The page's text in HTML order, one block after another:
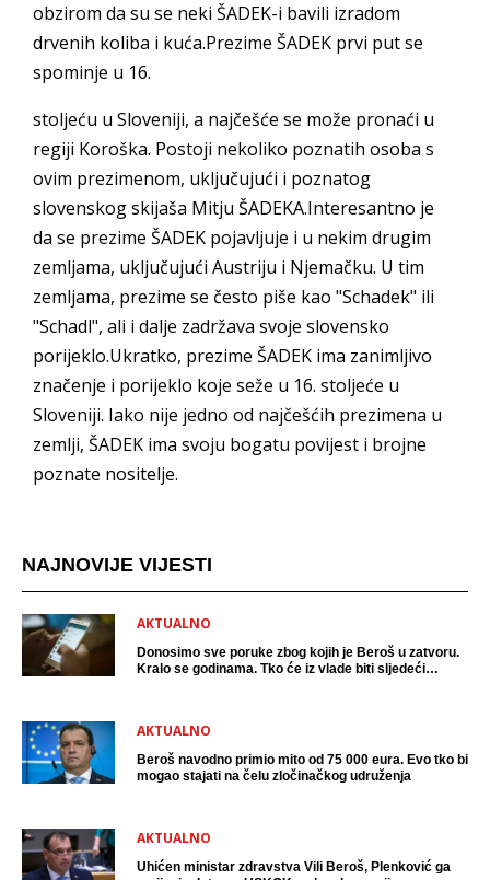
obzirom da su se neki ŠADEK-i bavili izradom
drvenih koliba i kuća.Prezime ŠADEK prvi put se
spominje u 16.
stoljeću u Sloveniji, a najčešće se može pronaći u
regiji Koroška. Postoji nekoliko poznatih osoba s
ovim prezimenom, uključujući i poznatog
slovenskog skijaša Mitju ŠADEKA.Interesantno je
da se prezime ŠADEK pojavljuje i u nekim drugim
zemljama, uključujući Austriju i Njemačku. U tim
zemljama, prezime se često piše kao "Schadek" ili
"Schadl", ali i dalje zadržava svoje slovensko
porijeklo.Ukratko, prezime ŠADEK ima zanimljivo
značenje i porijeklo koje seže u 16. stoljeće u
Sloveniji. Iako nije jedno od najčešćih prezimena u
zemlji, ŠADEK ima svoju bogatu povijest i brojne
poznate nositelje.
NAJNOVIJE VIJESTI
AKTUALNO
Donosimo sve poruke zbog kojih je Beroš u zatvoru.
Kralo se godinama. Tko će iz vlade biti sljedeći
AKTUALNO
Beroš navodno primio mito od 75 000 eura. Evo tko bi
mogao stajati na čelu zločinačkog udruženja
AKTUALNO
Uhićen ministar zdravstva Vili Beroš, Plenković ga